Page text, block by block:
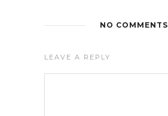
NO COMMENTS
LEAVE A REPLY